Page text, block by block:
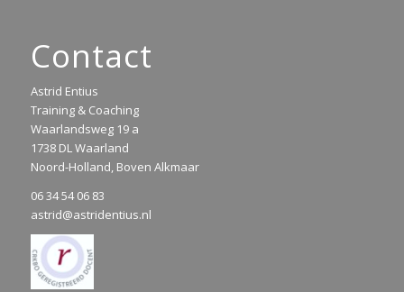
Contact
Astrid Entius
Training & Coaching
Waarlandsweg 19 a
1738 DL Waarland
Noord-Holland, Boven Alkmaar
06 34 54 06 83
astrid@astridentius.nl